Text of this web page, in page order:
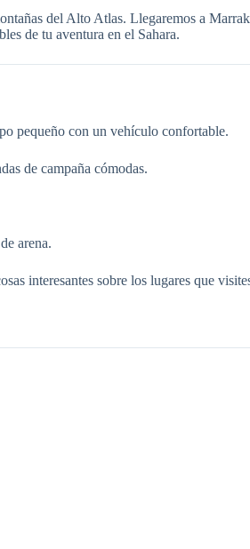
del Alto Atlas. Llegaremos a
de tu aventura en el Sahara.
pequeño con un vehículo confortable.
de campaña cómodas.
arena.
interesantes sobre los lugares que